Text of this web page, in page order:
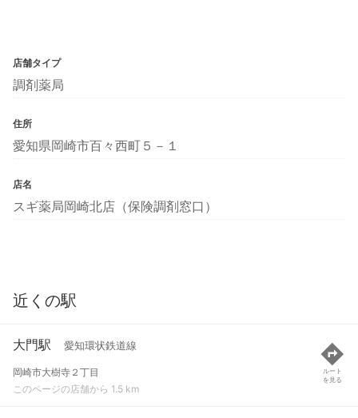
店舗タイプ
調剤薬局
住所
愛知県岡崎市百々西町５－１
店名
スギ薬局岡崎北店（保険調剤窓口）
近くの駅
大門駅 愛知環状鉄道線
岡崎市大樹寺２丁目
このページの店舗から 1.5 km
ルート
を見る